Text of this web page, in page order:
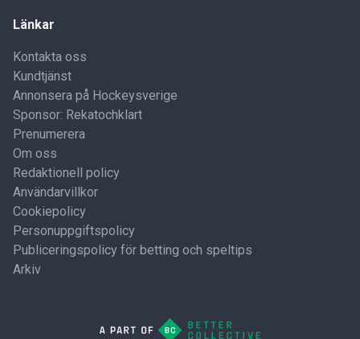
Länkar
Kontakta oss
Kundtjänst
Annonsera på Hockeysverige
Sponsor: Rekatochklart
Prenumerera
Om oss
Redaktionell policy
Användarvillkor
Cookiepolicy
Personuppgiftspolicy
Publiceringspolicy för betting och speltips
Arkiv